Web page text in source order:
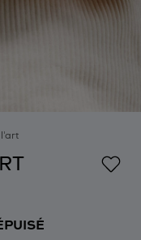
l'art